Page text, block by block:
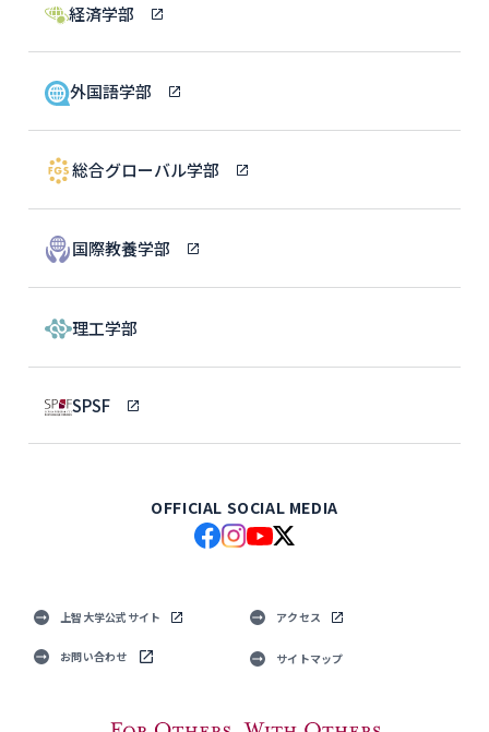
経済学部
外国語学部
総合グローバル学部
国際教養学部
理工学部
SPSF
OFFICIAL SOCIAL MEDIA
上智大学公式サイト アクセス
お問い合わせ サイトマップ